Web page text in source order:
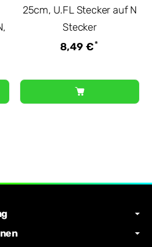
25cm, U.FL Stecker auf N
Stecker
8,49 €*